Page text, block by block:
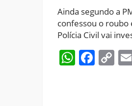
Ainda segundo a
confessou o
Polícia Civil vai